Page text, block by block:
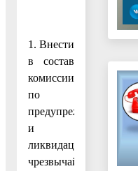
1. Внести
в состав
комиссии
по
предупреждению
и
ликвидации
чрезвычайных